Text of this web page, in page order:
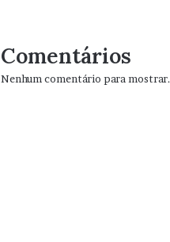
Comentários
Nenhum comentário para mostrar.